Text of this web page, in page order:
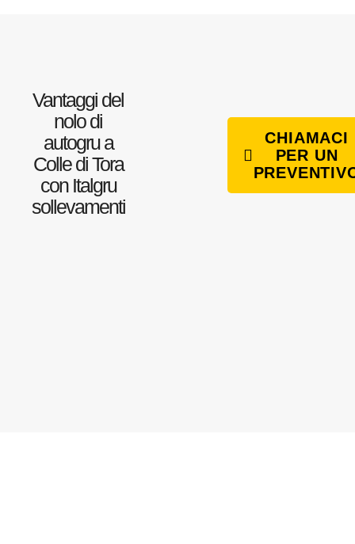
Vantaggi del
nolo di
autogru a
Colle di Tora
con Italgru
sollevamenti
CHIAMACI
PER UN